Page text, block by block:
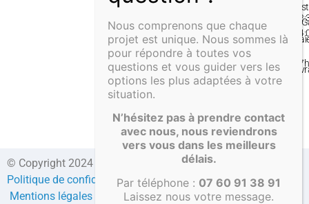
&
© Copyright 2024 Direct-fosses.com Tous droits réservés –
Politique de confidentialité –Formulaire de contact– CGV
Mentions légales
Compte client
Nous comprenons que chaque
projet est unique. Nous sommes là
pour répondre à toutes vos
questions et vous guider vers les
options les plus adaptées à votre
situation.
N’hésitez pas à prendre contact
avec nous, nous reviendrons
vers vous dans les meilleurs
délais.
Par téléphone : 07 60 91 38 91
Laissez nous votre message.